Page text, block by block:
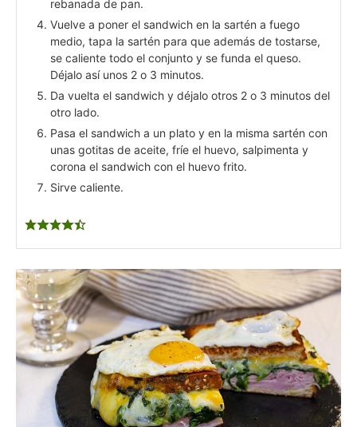
rebanada de pan.
Vuelve a poner el sandwich en la sartén a fuego
medio, tapa la sartén para que además de tostarse,
se caliente todo el conjunto y se funda el queso.
Déjalo así unos 2 o 3 minutos.
Da vuelta el sandwich y déjalo otros 2 o 3 minutos del
otro lado.
Pasa el sandwich a un plato y en la misma sartén con
unas gotitas de aceite, fríe el huevo, salpimenta y
corona el sandwich con el huevo frito.
Sirve caliente.